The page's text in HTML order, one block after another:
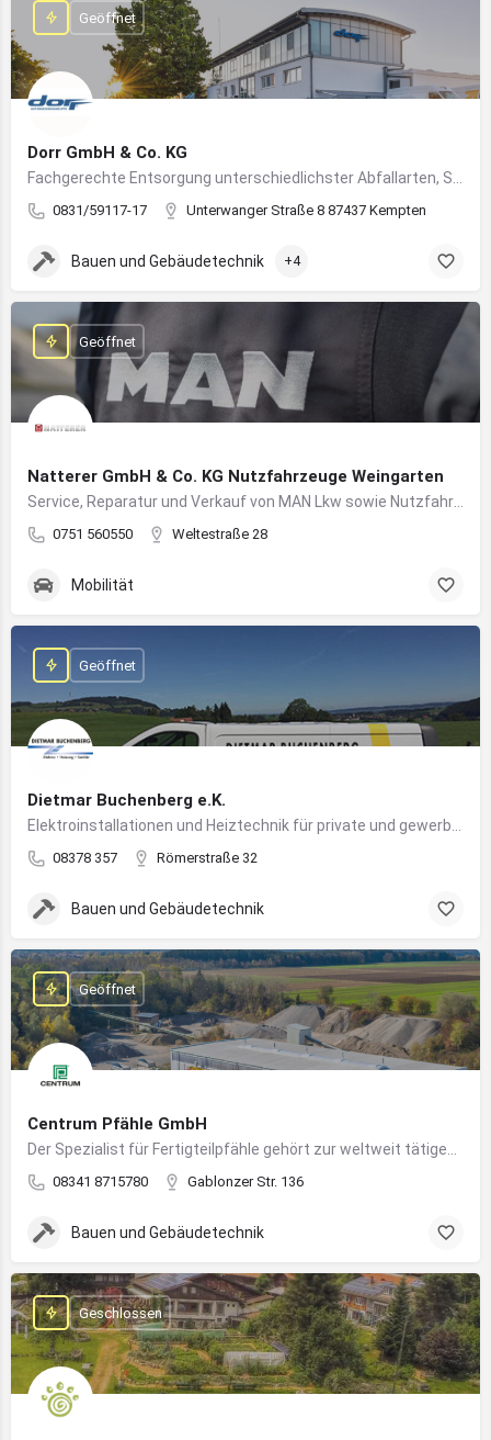
Dorr GmbH & Co. KG
0831/59117-17 Unterwanger Straße 8 87437 Kempten
Geöffnet
Bauen und Gebäudetechnik +4
Natterer GmbH & Co. KG Nutzfahrzeuge Weingarten
0751 560550 Weltestraße 28
Geöffnet
Mobilität
Dietmar Buchenberg e.K.
08378 357 Römerstraße 32
Geöffnet
Bauen und Gebäudetechnik
Centrum Pfähle GmbH
08341 8715780 Gablonzer Str. 136
Geöffnet
Bauen und Gebäudetechnik
Geschlossen